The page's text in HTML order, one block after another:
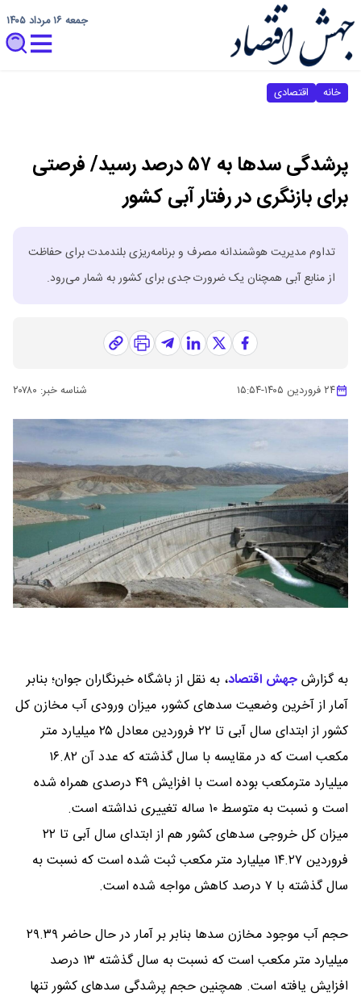
جمعه ۱۶ مرداد ۱۴۰۵
خانه اقتصادی
پرشدگی سد‌ها به ۵۷ درصد رسید/ فرصتی
برای بازنگری در رفتار آبی کشور
تداوم مدیریت هوشمندانه مصرف و برنامه‌ریزی بلندمدت برای حفاظت
از منابع آبی همچنان یک ضرورت جدی برای کشور به شمار می‌رود.
۲۴ فروردین ۱۴۰۵ -۱۵:۵۴ شناسه خبر: ۲۰۷۸۰
به گزارشجهش اقتصاد، به نقل از باشگاه خبرنگاران جوان؛ بنابر
آمار از آخرین وضعیت سد‌های کشور، میزان ورودی آب مخازن کل
کشور از ابتدای سال آبی تا ۲۲ فروردین معادل ۲۵ میلیارد متر
مکعب است که در مقایسه با سال گذشته که عدد آن ۱۶.۸۲
میلیارد مترمکعب بوده است با افزایش ۴۹ درصدی همراه شده
است و نسبت به متوسط ۱۰ ساله تغییری نداشته است.
میزان کل خروجی سد‌های کشور هم از ابتدای سال آبی تا ۲۲
فروردین ۱۴.۲۷ میلیارد متر مکعب ثبت شده است که نسبت به
سال گذشته با ۷ درصد کاهش مواجه شده است.
حجم آب موجود مخازن سد‌ها بنابر بر آمار در حال حاضر ۲۹.۳۹
میلیارد متر مکعب است که نسبت به سال گذشته ۱۳ درصد
افزایش یافته است. همچنین حجم پرشدگی سد‌های کشور تنها